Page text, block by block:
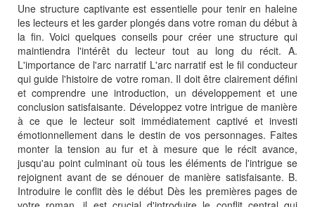
Une structure captivante est essentielle pour tenir en haleine
les lecteurs et les garder plongés dans votre roman du début à
la fin. Voici quelques conseils pour créer une structure qui
maintiendra l'intérêt du lecteur tout au long du récit. A.
L'importance de l'arc narratif L'arc narratif est le fil conducteur
qui guide l'histoire de votre roman. Il doit être clairement défini
et comprendre une introduction, un développement et une
conclusion satisfaisante. Développez votre intrigue de manière
à ce que le lecteur soit immédiatement captivé et investi
émotionnellement dans le destin de vos personnages. Faites
monter la tension au fur et à mesure que le récit avance,
jusqu'au point culminant où tous les éléments de l'intrigue se
rejoignent avant de se dénouer de manière satisfaisante. B.
Introduire le conflit dès le début Dès les premières pages de